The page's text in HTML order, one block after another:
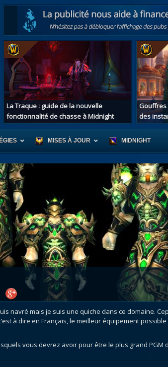
La Traque : guide de la nouvelle
fonctionnalité de chasse à Midnight
Gouffres
des
alliées
des îles
etMécagone
le vol
à Uldum et au Val
horrifiques
VOIR + DE GUIDES
Scénario de Chromie
Les bastonneurs
Rivage Brisé
Débloquer le vol
Les invasions
Arme prodigieuse
Les réputations
MISES À JOUR MIDNIGHT
navré mais je suis une quiche dans ce domaine.
à dire en Français, le meilleur équipement
vous devrez avoir pour être le plus grand PGM